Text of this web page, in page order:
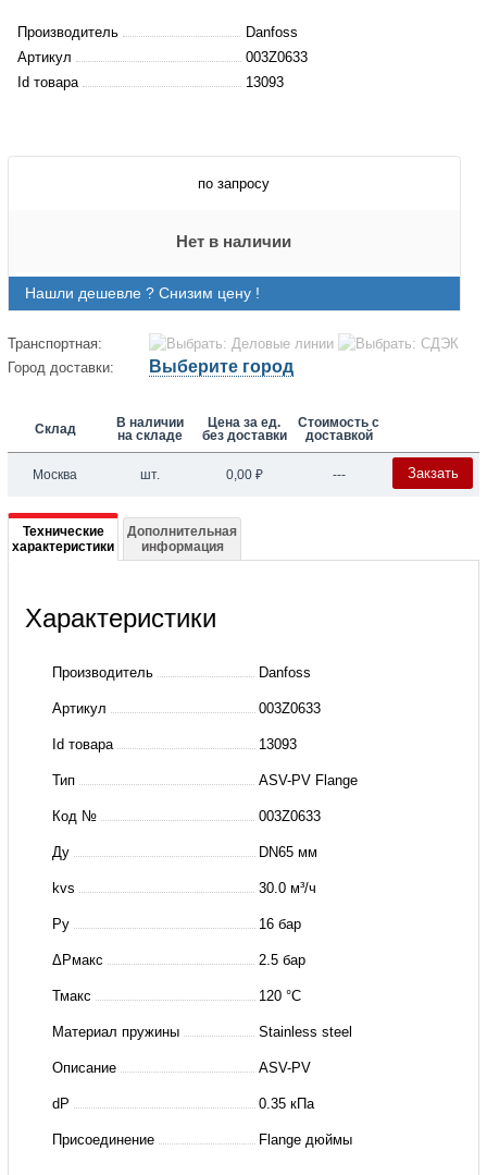
Производитель
Danfoss
Артикул
003Z0633
Id товара
13093
по запросу
Нет в наличии
Нашли дешевле ? Снизим цену !
Транспортная:
Город доставки:
Выберите город
Склад
В наличии
на складе
Цена за ед.
без доставки
Стоимость с
доставкой
Москва шт. 0,00 ₽ --- Закзать
Подробная
информация
003Z0633
ASV-
Ду65(пр.
класс
2862128007)
Технические
характеристики
Дополнительная
информация
Характеристики
Производитель Danfoss
Артикул 003Z0633
Id товара 13093
Тип ASV-PV Flange
Код № 003Z0633
Ду DN65 мм
kvs 30.0 м³/ч
Ру 16 бар
ΔРмакс 2.5 бар
Тмакс 120 °C
Материал пружины Stainless steel
Описание ASV-PV
dP 0.35 кПа
Присоединение Flange дюймы